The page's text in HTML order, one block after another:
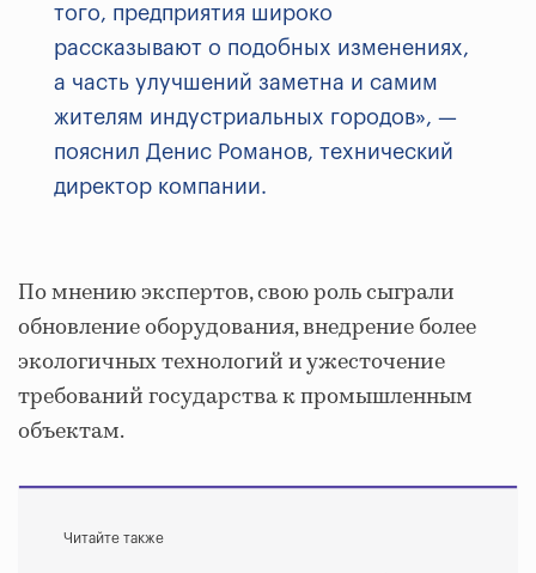
того, предприятия широко
рассказывают о подобных изменениях,
а часть улучшений заметна и самим
жителям индустриальных городов», —
пояснил Денис Романов, технический
директор компании.
По мнению экспертов, свою роль сыграли
обновление оборудования, внедрение более
экологичных технологий и ужесточение
требований государства к промышленным
объектам.
Читайте также